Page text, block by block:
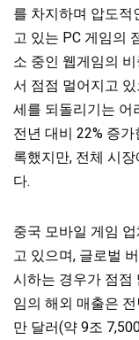
를 차지하며 압도적
고 있는 PC 게임의
소 중인 웹게임의
서 점점 멀어지고
세를 되돌리기는 어
전년 대비 22% 증
록했지만, 전체 시
다.
중국 모바일 게임
고 있으며, 글로벌
시하는 경우가 점점
임의 해외 매출은
만 달러(약 9조